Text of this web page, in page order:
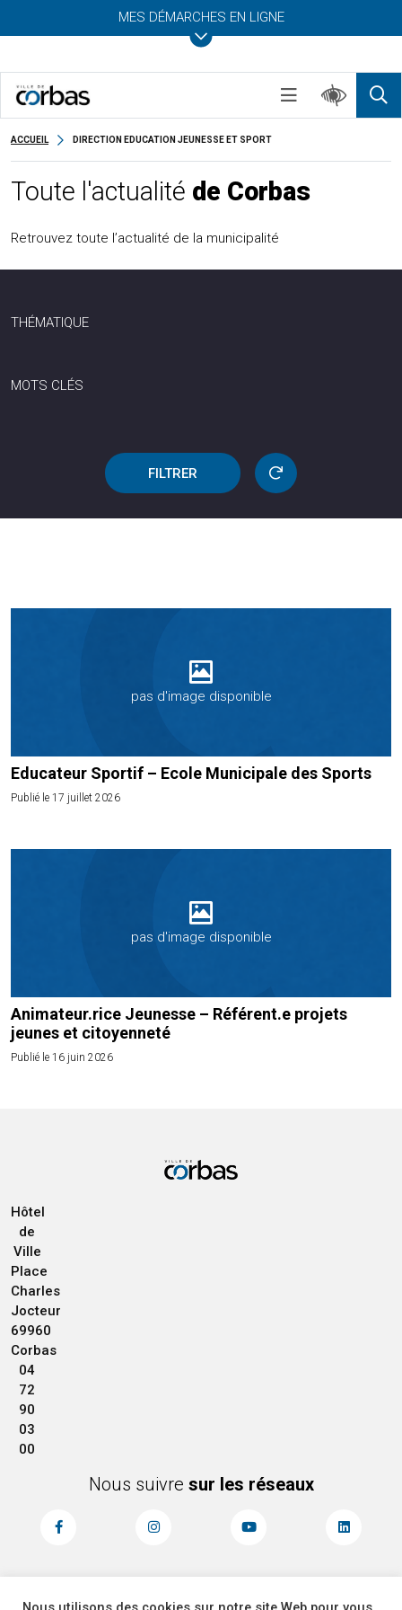
MES DÉMARCHES EN LIGNE
ACCUEIL DIRECTION EDUCATION JEUNESSE ET SPORT
Toute l'actualité de Corbas
Retrouvez toute l’actualité de la municipalité
THÉMATIQUE
MOTS CLÉS
FILTRER
pas d'image disponible
Educateur Sportif – Ecole Municipale des Sports
Publié le 17 juillet 2026
pas d'image disponible
Animateur.rice Jeunesse – Référent.e projets
jeunes et citoyenneté
Publié le 16 juin 2026
Hôtel
de
Ville
Place
Charles
Jocteur
69960
Corbas
04
72
90
03
00
Nous suivre sur les réseaux